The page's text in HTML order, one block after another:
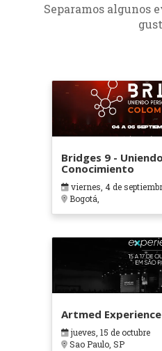
Separamos algunos
Bridges 9 -
Conocimiento
viernes, 4 de
Bogotá,
Artmed
jueves, 15 de octubre
Sao Paulo, SP